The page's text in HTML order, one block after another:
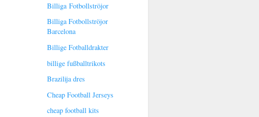
Billiga Fotbollströjor
Billiga Fotbollströjor
Barcelona
Billige Fotballdrakter
billige fußballtrikots
Brazilija dres
Cheap Football Jerseys
cheap football kits